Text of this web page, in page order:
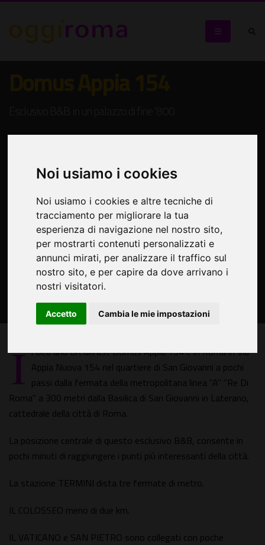
Noi usiamo i cookies
Noi usiamo i cookies e altre tecniche di
tracciamento per migliorare la tua
esperienza di navigazione nel nostro sito,
per mostrarti contenuti personalizzati e
annunci mirati, per analizzare il traffico sul
nostro sito, e per capire da dove arrivano i
nostri visitatori.
Accetto Cambia le mie impostazioni
I l Bed and Breakfast Domus Appia 154 è in Roma in Via
Appia Nuova 154 nel quartiere di San Giovanni a pochi
passi dalla fermata della metropolitana linea "A" "Re Di
Roma" a 300 metri dalla Basilica di San Giovanni in Laterano,
cattedrale della città di Roma.
La posizione centrale di questo esclusivo B&B, consente in
pochi minuti di raggiungere i punti più interessanti della città.
La stazione TERMINI dista tre fermate di metro.
IL COLOSSEO meno di due km.
IL VATICANO e SAN PIETRO sono collegati con poche